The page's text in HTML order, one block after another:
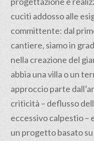
cuciti addosso alle
committente: dal
cantiere, siamo in
nella creazione del
abbia una villa o un
approccio parte
criticità – deflusso
eccessivo calpestio –
un progetto basato